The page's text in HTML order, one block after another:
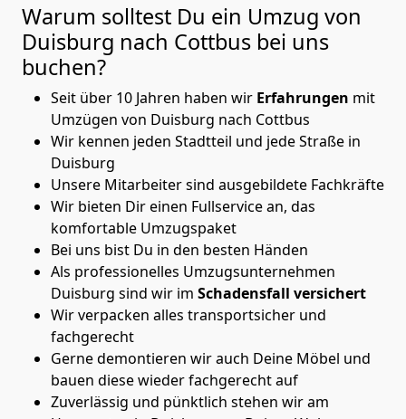
Warum solltest Du ein Umzug von
Duisburg nach Cottbus bei uns
buchen?
Seit über 10 Jahren haben wir Erfahrungen mit
Umzügen von Duisburg nach Cottbus
Wir kennen jeden Stadtteil und jede Straße in
Duisburg
Unsere Mitarbeiter sind ausgebildete Fachkräfte
Wir bieten Dir einen Fullservice an, das
komfortable Umzugspaket
Bei uns bist Du in den besten Händen
Als professionelles Umzugsunternehmen
Duisburg sind wir im Schadensfall versichert
Wir verpacken alles transportsicher und
fachgerecht
Gerne demontieren wir auch Deine Möbel und
bauen diese wieder fachgerecht auf
Zuverlässig und pünktlich stehen wir am